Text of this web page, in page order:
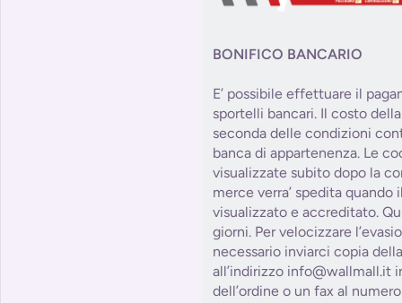
BONIFICO BANCARIO
E’ possibile effettuare il
sportelli bancari. Il costo
seconda delle condizioni
banca di appartenenza. Le
visualizzate subito dopo la
merce verra’ spedita quando
visualizzato e accreditato.
giorni. Per velocizzare
necessario inviarci copia
all’indirizzo info@wallmall.it
dell’ordine o un fax al